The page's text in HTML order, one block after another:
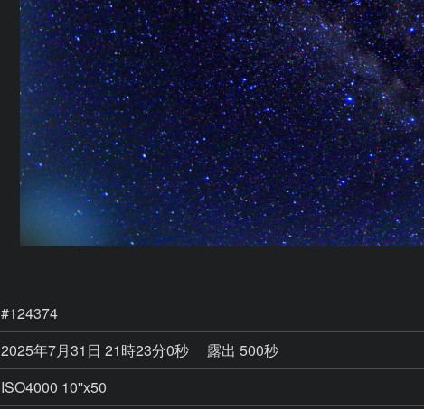
#124374
2025年7月31日 21時23分0秒
露出 500秒
ISO4000 10''x50